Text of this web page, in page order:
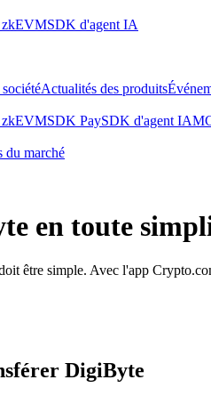
zkEVMSDK d'agent IA
Actualités des produits
zkEVMSDK PaySDK d'agent IA
du marché
en toute
être simple. Avec l'app
DigiByte